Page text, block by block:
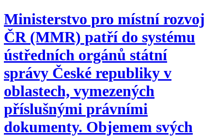
Ministerstvo pro místní rozvoj
ČR (MMR) patří do systému
ústředních orgánů státní
správy České republiky v
oblastech, vymezených
příslušnými právními
dokumenty. Objemem svých